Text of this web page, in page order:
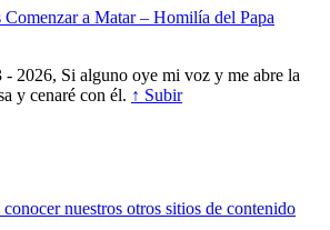
Comenzar a Matar – Homilía del Papa
2026, Si alguno oye mi voz y me abre la
y cenaré con él. ↑ Subir
conocer nuestros otros sitios de contenido